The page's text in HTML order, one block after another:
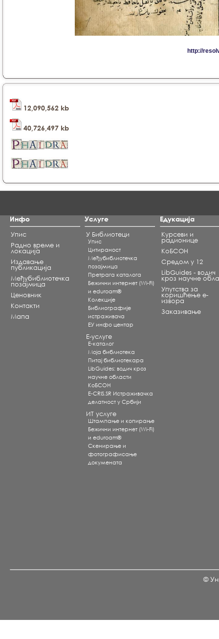
12,090,562 kb
40,726,497 kb
Инфо
Упис
Радно време и
локација
Издавање
публикација
Међубиблиотечка
позајмица
Ценовник
Контакти
Мапа
Услуге
У Библиотеци
Упис
Цитираност
Међубиблиотечка
позајмица
Претрага каталога
Бежични интернет (Wi-Fi)
и eduroam®
Koлекције
Библиографије
истраживача
ЕУ инфо центар
Е-услуге
Е-каталог
Моја библиотека
Питај библиотекара
LibGuides: водич кроз
научне области
КоБСОН
E-CRIS.SR Истраживачка
делатност у Србији
ИТ услуге
Штампање и копирање
Бежични интернет (Wi-Fi)
и eduroam®
Скенирање и
фотографисање
докумената
Едукација
Курсеви и
радионице
КоБСОН
Средом у 12
LibGuides - водич
кроз научне
Упутства за
коришћење е-
извора
Заказивање
©